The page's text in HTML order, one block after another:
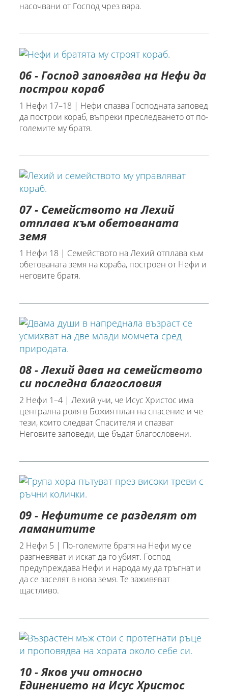
насочвани от Господ чрез вяра.
06 - Господ заповядва на Нефи да
построи кораб
1 Нефи 17–18 | Нефи спазва Господната заповед
да построи кораб, въпреки преследването от по-
големите му братя.
07 - Семейството на Лехий
отплава към обетованата
земя
1 Нефи 18 | Семейството на Лехий отплава към
обетованата земя на кораба, построен от Нефи и
неговите братя.
08 - Лехий дава на семейството
си последна благословия
2 Нефи 1–4 | Лехий учи, че Исус Христос има
централна роля в Божия план на спасение и че
тези, които следват Спасителя и спазват
Неговите заповеди, ще бъдат благословени.
09 - Нефитите се разделят от
ламанитите
2 Нефи 5 | По-големите братя на Нефи му се
разгневяват и искат да го убият. Господ
предупреждава Нефи и народа му да тръгнат и
да се заселят в нова земя. Те заживяват
щастливо.
10 - Яков учи относно
Единението на Исус Христос